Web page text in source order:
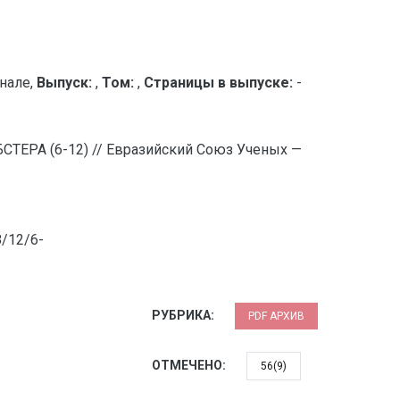
Выпуск: , Том: , Страницы в выпуске: -
(6-12) // Евразийский Союз Ученых —
12/6-
РУБРИКА: PDF АРХИВ
ОТМЕЧЕНО: 56(9)